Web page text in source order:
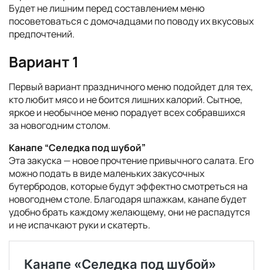
Будет не лишним перед составлением меню
посоветоваться с домочадцами по поводу их вкусовых
предпочтений.
Вариант 1
Первый вариант праздничного меню подойдет для тех,
кто любит мясо и не боится лишних калорий. Сытное,
яркое и необычное меню порадует всех собравшихся
за новогодним столом.
Канапе “Селедка под шубой”
Эта закуска — новое прочтение привычного салата. Его
можно подать в виде маленьких закусочных
бутербродов, которые будут эффектно смотреться на
новогоднем столе. Благодаря шпажкам, канапе будет
удобно брать каждому желающему, они не распадутся
и не испачкают руки и скатерть.